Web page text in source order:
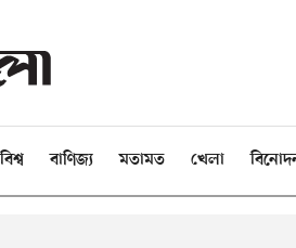
বিশ্ব বাণিজ্য মতামত খেলা